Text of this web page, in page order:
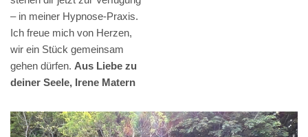
– in meiner Hypnose-Praxis.
Ich freue mich von Herzen,
wir ein Stück gemeinsam
gehen dürfen. Aus Liebe zu
deiner Seele, Irene Matern